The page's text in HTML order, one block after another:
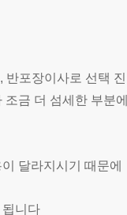
반포장이사로 선택 진
금 더 섬세한 부분에
달라지시기 때문에
니다